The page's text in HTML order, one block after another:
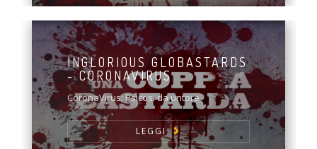
INGLORIOUS GLOBASTARDS
- CORONAVIRUS
CoronaVirus: Psicosi da untore
LEGGI